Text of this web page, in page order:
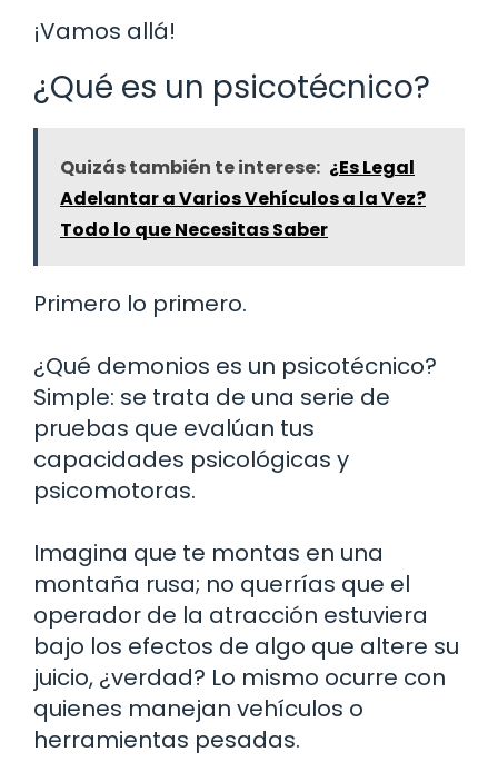
¡Vamos allá!
¿Qué es un psicotécnico?
Quizás también te interese: ¿Es Legal
Adelantar a Varios Vehículos a la Vez?
Todo lo que Necesitas Saber
Primero lo primero.
¿Qué demonios es un psicotécnico?
Simple: se trata de una serie de
pruebas que evalúan tus
capacidades psicológicas y
psicomotoras.
Imagina que te montas en una
montaña rusa; no querrías que el
operador de la atracción estuviera
bajo los efectos de algo que altere su
juicio, ¿verdad? Lo mismo ocurre con
quienes manejan vehículos o
herramientas pesadas.